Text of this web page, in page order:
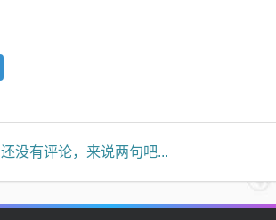
还没有评论，来说两句吧...